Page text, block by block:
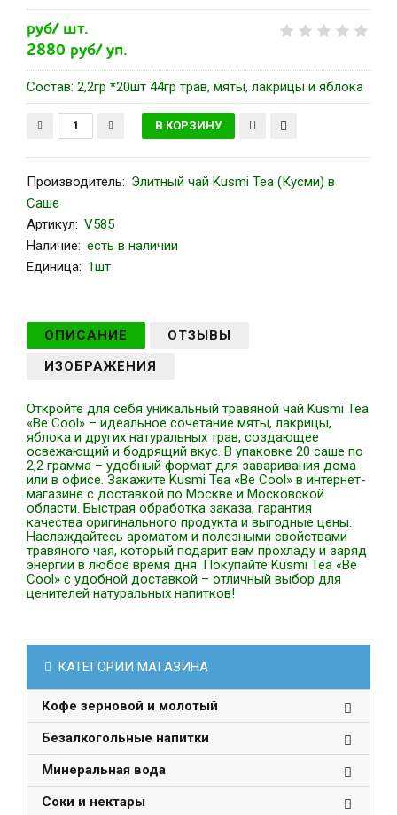
руб/ шт.
2880 руб/ уп.
Состав: 2,2гр *20шт 44гр трав, мяты, лакрицы и яблока
Производитель: Элитный чай Kusmi Tea (Кусми) в
Саше
Артикул: V585
Наличие: есть в наличии
Единица: 1шт
ОПИСАНИЕ
ОТЗЫВЫ
ИЗОБРАЖЕНИЯ
Откройте для себя уникальный травяной чай Kusmi Tea
«Be Cool» – идеальное сочетание мяты, лакрицы,
яблока и других натуральных трав, создающее
освежающий и бодрящий вкус. В упаковке 20 саше по
2,2 грамма – удобный формат для заваривания дома
или в офисе. Закажите Kusmi Tea «Be Cool» в интернет-
магазине с доставкой по Москве и Московской
области. Быстрая обработка заказа, гарантия
качества оригинального продукта и выгодные цены.
Наслаждайтесь ароматом и полезными свойствами
травяного чая, который подарит вам прохладу и заряд
энергии в любое время дня. Покупайте Kusmi Tea «Be
Cool» с удобной доставкой – отличный выбор для
ценителей натуральных напитков!
КАТЕГОРИИ МАГАЗИНА
Кофе зерновой и молотый
Безалкогольные напитки
Минеральная вода
Соки и нектары